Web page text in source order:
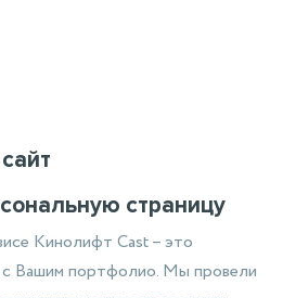
страницу
Кинолифт Cast – это
с Вашим портфолио. Мы провели